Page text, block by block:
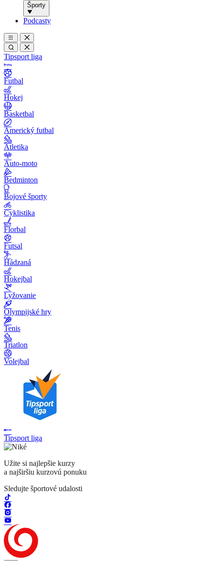
Športy
Podcasty
Tipsport liga
Futbal
Hokej
Basketbal
Americký futbal
Atletika
Auto-moto
Bedminton
Bojové športy
Cyklistika
Florbal
Futsal
Hádzaná
Hokejbal
Lyžovanie
Olympijské hry
Tenis
Triatlon
Volejbal
Tipsport liga
Užite si najlepšie kurzy
a najširšiu kurzovú ponuku
Sledujte športové udalosti